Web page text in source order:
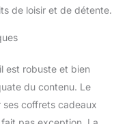
de loisir et de détente.
est robuste et bien
du contenu. Le
coffrets cadeaux